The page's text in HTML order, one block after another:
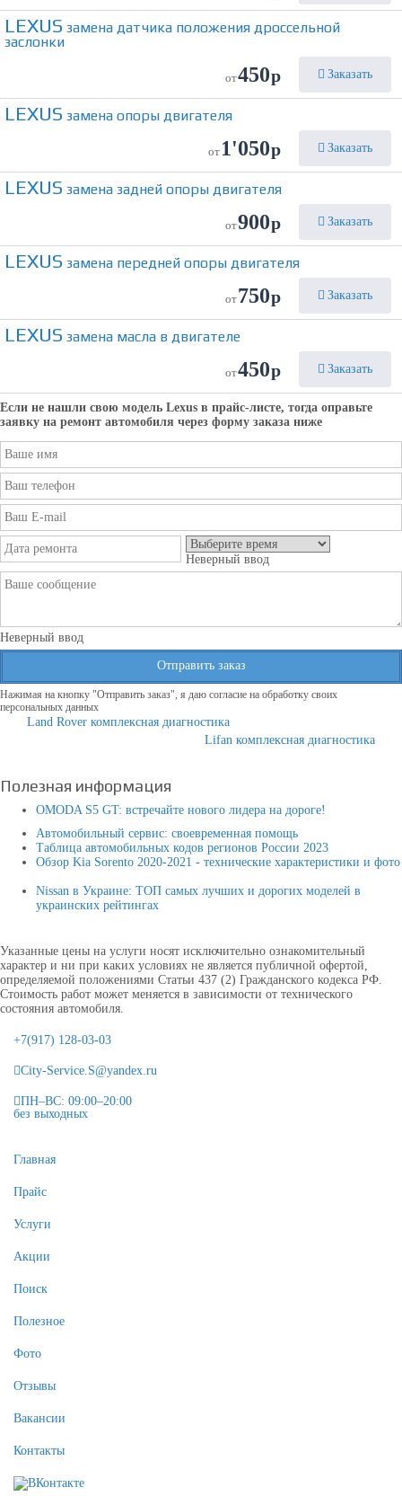
LEXUS замена датчика положения дроссельной
заслонки
от450р Заказать
LEXUS замена опоры двигателя
от 1'050р Заказать
LEXUS замена задней опоры двигателя
от900р Заказать
LEXUS замена передней опоры двигателя
от750р Заказать
LEXUS замена масла в двигателе
от450р Заказать
Если не нашли свою модель Lexus в прайс-листе, тогда оправьте
заявку на ремонт автомобиля через форму заказа ниже
Неверный ввод
Неверный ввод
Отправить заказ
Нажимая на кнопку "Отправить заказ", я даю согласие на обработку своих
персональных данных
Land Rover комплексная диагностика
Lifan комплексная диагностика
Полезная информация
OMODA S5 GT: встречайте нового лидера на дороге!
Автомобильный сервис: своевременная помощь
Таблица автомобильных кодов регионов России 2023
Обзор Kia Sorento 2020-2021 - технические характеристики и фото
Nissan в Украине: ТОП самых лучших и дорогих моделей в
украинских рейтингах
Указанные цены на услуги носят исключительно ознакомительный
характер и ни при каких условиях не является публичной офертой,
определяемой положениями Статьи 437 (2) Гражданского кодекса РФ.
Стоимость работ может меняется в зависимости от технического
состояния автомобиля.
+7(917) 128-03-03
City-Service.S@yandex.ru
ПН–ВС: 09:00–20:00
без выходных
Главная
Прайс
Услуги
Акции
Поиск
Полезное
Фото
Отзывы
Вакансии
Контакты